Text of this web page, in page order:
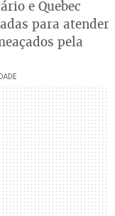
e Quebec
para atender
pela